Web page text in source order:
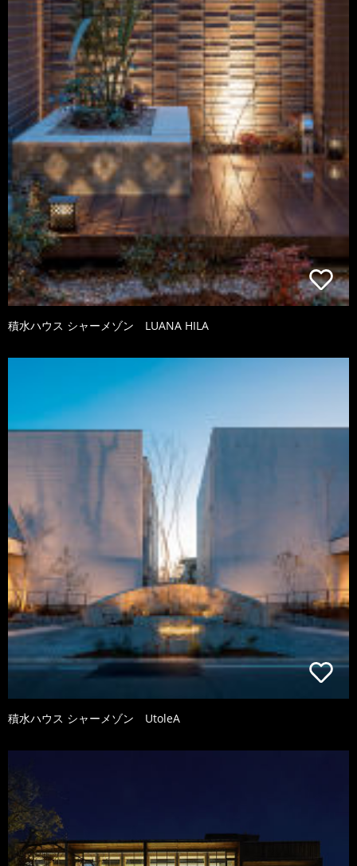
積水ハウス シャーメゾン LUANA HILA
積水ハウス シャーメゾン UtoleA